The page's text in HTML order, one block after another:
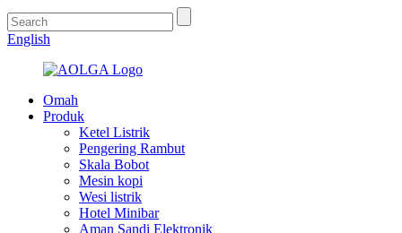
English
Omah
Produk
Ketel Listrik
Pengering Rambut
Skala Bobot
Mesin kopi
Wesi listrik
Hotel Minibar
Aman Sandi Elektronik